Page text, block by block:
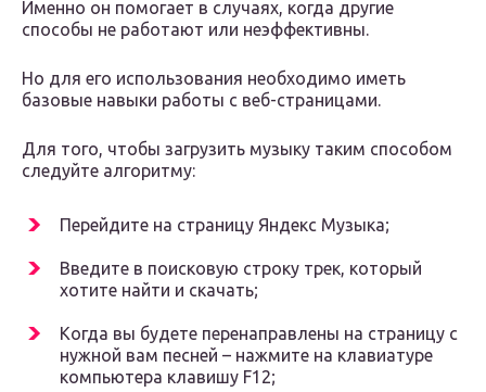
Именно он помогает в случаях, когда другие
способы не работают или неэффективны.
Но для его использования необходимо иметь
базовые навыки работы с веб-страницами.
Для того, чтобы загрузить музыку таким способом
следуйте алгоритму:
Перейдите на страницу Яндекс Музыка;
Введите в поисковую строку трек, который
хотите найти и скачать;
Когда вы будете перенаправлены на страницу с
нужной вам песней – нажмите на клавиатуре
компьютера клавишу F12;